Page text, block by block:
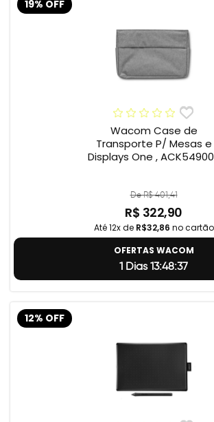
19% OFF
Wacom Case de
Transporte P/ Mesas e
Displays One ,
De R$ 401,41
R$ 322,90
Até 12x de R$32,86 no cartão
OFERTAS WACOM
1 Dias 13:48:37
12% OFF